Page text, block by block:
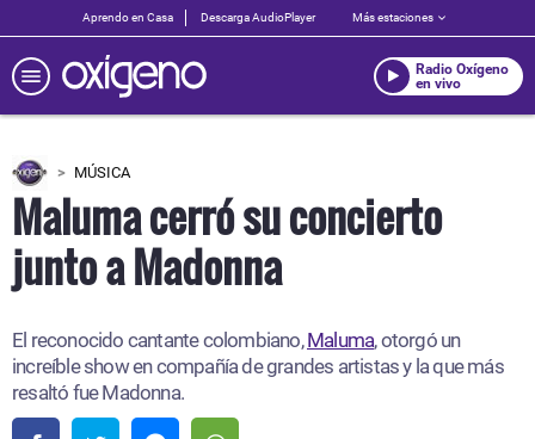
Aprendo en Casa Descarga AudioPlayer Más estaciones
Radio Oxígeno
en vivo
MÚSICA
Maluma cerró su concierto
junto a Madonna
El reconocido cantante colombiano,Maluma, otorgó un
increíble show en compañía de grandes artistas y la que más
resaltó fue Madonna.